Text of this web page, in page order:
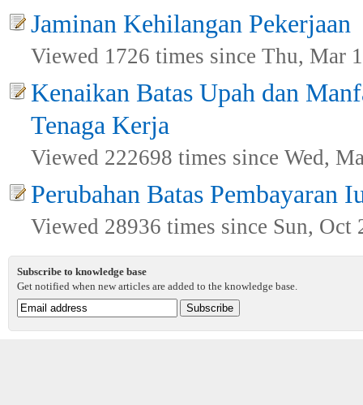
Jaminan Kehilangan Pekerjaan
Viewed 1726 times since Thu, Mar
Kenaikan Batas Upah dan
Tenaga Kerja
Viewed 222698 times since Wed,
Perubahan Batas Pembayaran
Viewed 28936 times since Sun, Oct
Subscribe to knowledge base
Get notified when new articles are added to the knowledge base.